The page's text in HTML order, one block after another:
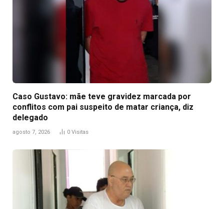
Caso Gustavo: mãe teve gravidez marcada por
conflitos com pai suspeito de matar criança, diz
delegado
agosto 7, 2026 0 Visitas